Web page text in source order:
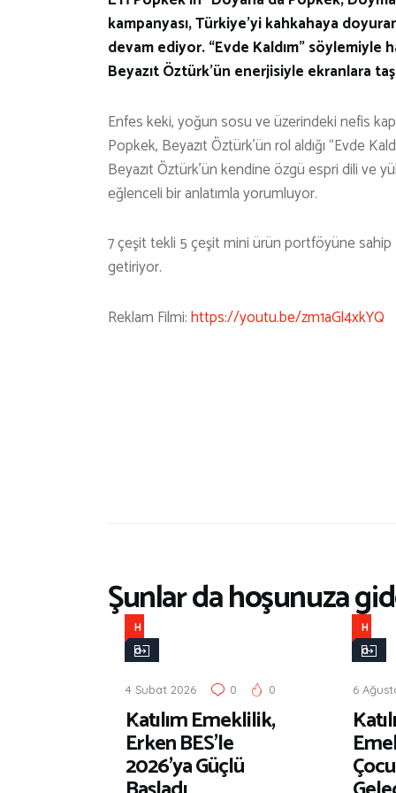
kampanyası, Türkiye’yi kahkahaya
devam ediyor. “Evde Kaldım” söylemiyle
Beyazıt Öztürk’ün enerjisiyle ekranlara
Enfes keki, yoğun sosu ve üzerindeki nefis
Popkek, Beyazıt Öztürk’ün rol aldığı “Evde
Beyazıt Öztürk’ün kendine özgü espri dili ve
eğlenceli bir anlatımla yorumluyor.
7 çeşit tekli 5 çeşit mini ürün portföyüne sahip
getiriyor.
Reklam Filmi:https://youtu.be/zm1aGl4xkYQ
Şunlar da hoşunuza
H
a
e
r
4 Şubat 2026 0 0
Katılım Emeklilik,
Erken BES’le
2026’ya Güçlü
H
a
e
r
6